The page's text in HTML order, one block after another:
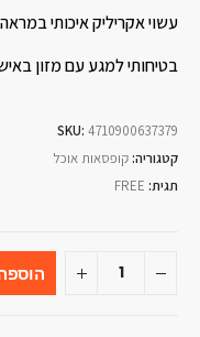
עשוי אקריליק איכותי במראה
בטיחותי למגע עם מזון
SKU: 4710900637379
קטגוריה:קופסאות אוכל
תגית: FREE